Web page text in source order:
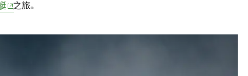
(opens in new window)
之旅。